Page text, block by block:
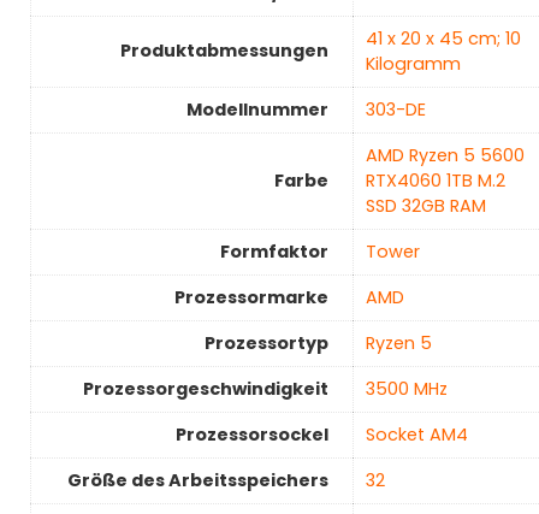
Produktabmessungen
‎41 x 20 x 45 cm; 10
Kilogramm
Modellnummer
‎303-DE
Farbe
‎AMD Ryzen 5 5600
RTX4060 1TB M.2
SSD 32GB RAM
Formfaktor
‎Tower
Prozessormarke
‎AMD
Prozessortyp
‎Ryzen 5
Prozessorgeschwindigkeit
‎3500 MHz
Prozessorsockel
‎Socket AM4
Größe des Arbeitsspeichers
32